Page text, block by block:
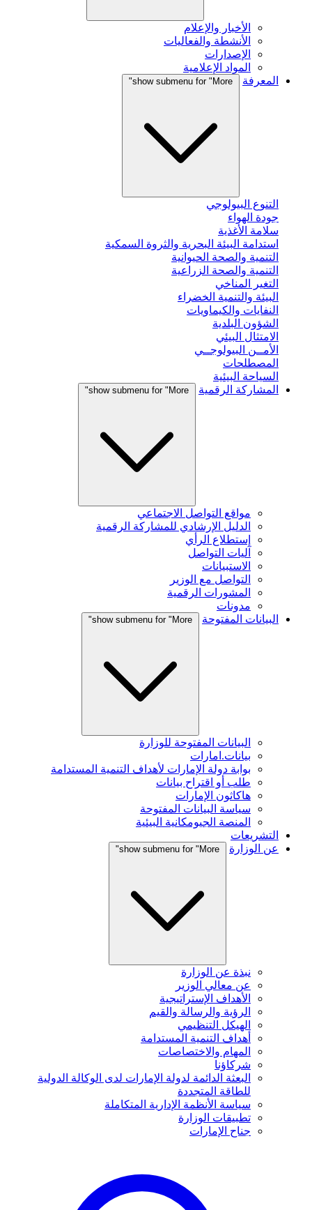
الأخبار والإعلام
الأنشطة والفعاليات
الإصدارات
المواد الإعلامية
المعرفة
show submenu for "More"
التنوع البيولوجي
جودة الهواء
سلامة الأغذية
استدامة البيئة البحرية والثروة السمكية
التنمية والصحة الحيوانية
التنمية والصحة الزراعية
التغير المناخي
البيئة والتنمية الخضراء
النفايات والكيماويات
الشؤون البلدية
الامتثال البيئي
الأمــن البيولوجــي
المصطلحات
السياحة البيئية
المشاركة الرقمية
show submenu for "More"
مواقع التواصل الاجتماعي
الدليل الإرشادي للمشاركة الرقمية
إستطلاع الرأي
آليات التواصل
الاستبيانات
التواصل مع الوزير
المشورات الرقمية
مدونات
البيانات المفتوحة
show submenu for "More"
البيانات المفتوحة للوزارة
بيانات.امارات
بوابة دولة الإمارات لأهداف التنمية المستدامة
طلب أو اقتراح بيانات
هاكاثون الإمارات
سياسة البيانات المفتوحة
المنصة الجيومكانية البيئية
التشريعات
عن الوزارة
show submenu for "More"
نبذة عن الوزارة
عن معالي الوزير
الأهداف الإستراتيجية
الرؤية والرسالة والقيم
الهيكل التنظيمي
أهداف التنمية المستدامة
المهام والاختصاصات
شركاؤنا
البعثة الدائمة لدولة الإمارات لدى الوكالة الدولية
للطاقة المتجددة
سياسة الأنظمة الإدارية المتكاملة
تطبيقات الوزارة
جناح الإمارات